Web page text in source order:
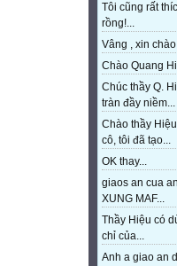
Tôi cũng rất
rồng!...
Vâng , xin
Chào Quang
Chúc thầy Q.
tràn đầy niềm...
Chào thầy
cô, tôi đã tạo...
OK thay...
giaos an cua
XUNG MAF...
Thầy Hiệu có
chỉ của...
Anh a giao an